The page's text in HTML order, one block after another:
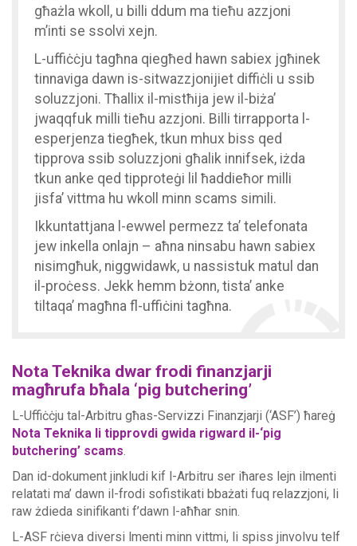
għażla wkoll, u billi ddum ma tieħu azzjoni
m’inti se ssolvi xejn.
L-uffiċċju tagħna qiegħed hawn sabiex jgħinek
tinnaviga dawn is-sitwazzjonijiet diffiċli u ssib
soluzzjoni. Tħallix il-mistħija jew il-biża’
jwaqqfuk milli tieħu azzjoni. Billi tirrapporta l-
esperjenza tiegħek, tkun mhux biss qed
tipprova ssib soluzzjoni għalik innifsek, iżda
tkun anke qed tipproteġi lil ħaddieħor milli
jisfa’ vittma hu wkoll minn scams simili.
Ikkuntattjana l-ewwel permezz ta’ telefonata
jew inkella onlajn – aħna ninsabu hawn sabiex
nisimgħuk, niggwidawk, u nassistuk matul dan
il-proċess. Jekk hemm bżonn, tista’ anke
tiltaqa’ magħna fl-uffiċini tagħna.
Nota Teknika dwar frodi finanzjarji
magħrufa bħala ‘pig butchering’
L-Uffiċċju tal-Arbitru għas-Servizzi Finanzjarji (‘ASF’) ħareġ
Nota Teknika li tipprovdi gwida rigward il-‘pig
butchering’ scams.
Dan id-dokument jinkludi kif l-Arbitru ser iħares lejn ilmenti
relatati ma’ dawn il-frodi sofistikati bbażati fuq relazzjoni, li
raw żdieda sinifikanti f’dawn l-aħħar snin.
L-ASF rċieva diversi lmenti minn vittmi, li spiss jinvolvu telf